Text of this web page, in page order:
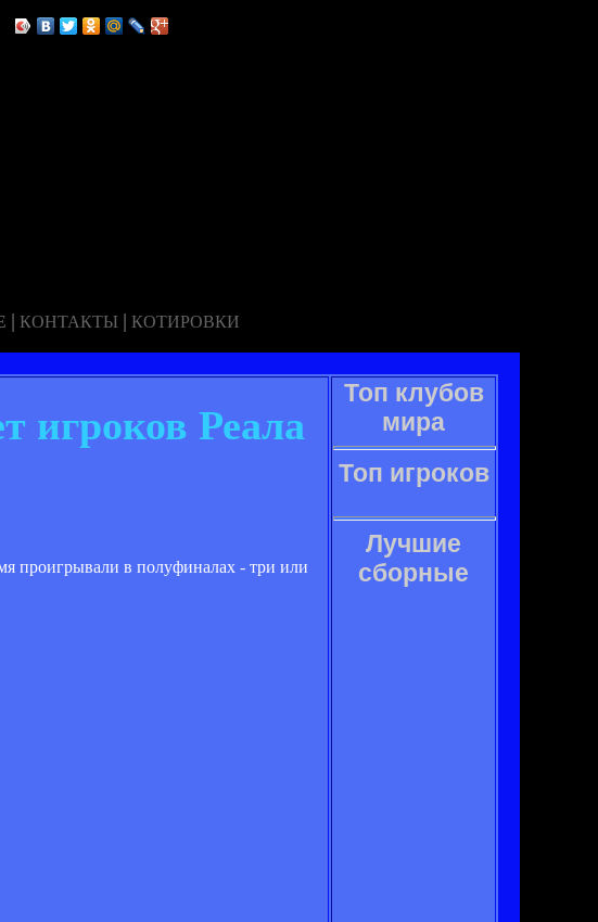
| КОНТАКТЫ | КОТИРОВКИ
игроков Реала
проигрывали в полуфиналах - три или
Топ клубов
мира
Топ игроков
Лучшие
сборные